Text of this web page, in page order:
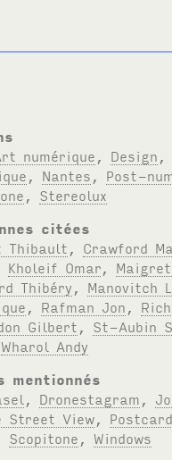
numérique Design
Nantes Post-
Stereolux
citées
Thibault
Crawford
Kholeif Omar
Thibéry
Manovitch
Rafman Jon
Gilbert
St-Aubin
Wharol Andy
mentionnés
Dronestagram
Street View
Scopitone ,Windows